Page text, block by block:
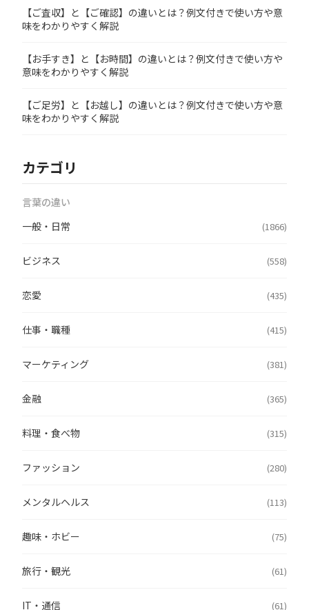
【ご査収】と【ご確認】の違いとは？例文付きで使い方や意
味をわかりやすく解説
【お手すき】と【お時間】の違いとは？例文付きで使い方や
意味をわかりやすく解説
【ご足労】と【お越し】の違いとは？例文付きで使い方や意
味をわかりやすく解説
カテゴリ
言葉の違い
一般・日常
(1866)
ビジネス (558)
恋愛 (435)
仕事・職種 (415)
マーケティング (381)
金融 (365)
料理・食べ物 (315)
ファッション (280)
メンタルヘルス (113)
趣味・ホビー (75)
旅行・観光 (61)
IT・通信 (61)